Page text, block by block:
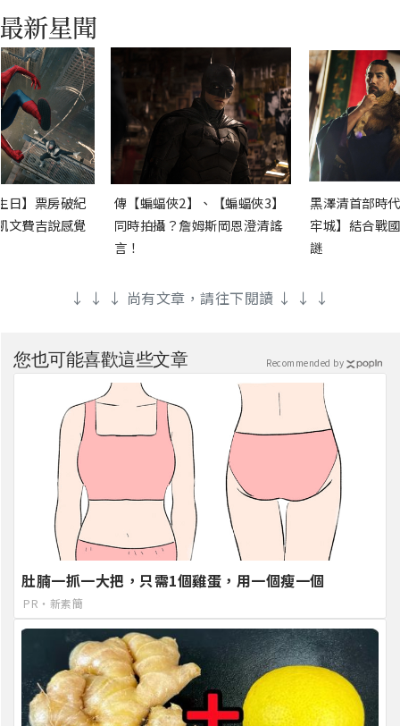
日】票房破紀
文費吉說感覺
傳【蝙蝠俠2】、【蝙蝠俠3】
同時拍攝？詹姆斯岡恩澄清謠
言！
黑澤清首部時
牢城】結合戰
謎
↓ ↓ ↓ 尚有文章，請往下閱讀 ↓ ↓ ↓
您也可能喜歡這些文章
肚腩一抓一大把，只需1個雞蛋，用一個瘦一個
PR・新素簡
Recommended by